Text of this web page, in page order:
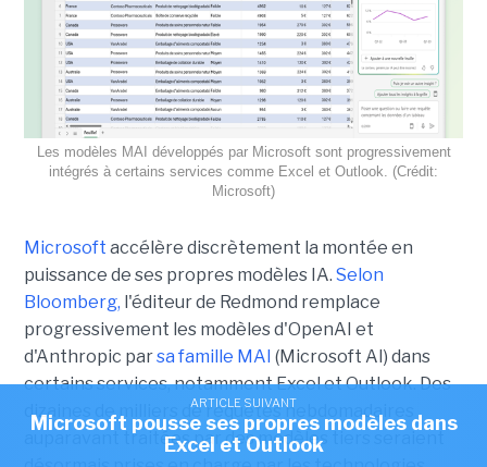
ARTICLE SUIVANT
Microsoft pousse ses propres modèles dans
Excel et Outlook
Les modèles MAI développés par Microsoft sont progressivement
intégrés à certains services comme Excel et Outlook. (Crédit:
Microsoft)
Microsoft accélère discrètement la montée en
puissance de ses propres modèles IA. Selon
Bloomberg, l'éditeur de Redmond remplace
progressivement les modèles d'OpenAI et
d'Anthropic parsa famille MAI (Microsoft AI) dans
certains services, notamment Excel et Outlook. Des
dizaines de milliers de requêtes hebdomadaires
auparavant traitées par des modèles tiers seraient